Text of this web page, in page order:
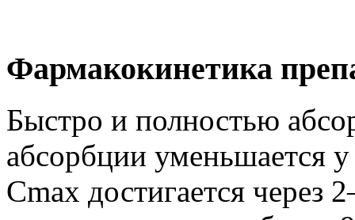
Фармакокинетика
Быстро и полностью
абсорбции уменьшается
Cmax достигается через